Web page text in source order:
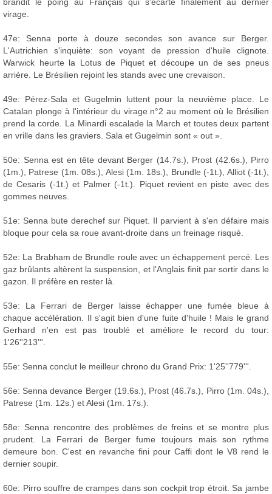
virage.
47e: Senna porte à douze secondes son avance sur Berger.
L'Autrichien s'inquiète: son voyant de pression d'huile clignote.
Warwick heurte la Lotus de Piquet et découpe un de ses pneus
arrière. Le Brésilien rejoint les stands avec une crevaison.
49e: Pérez-Sala et Gugelmin luttent pour la neuvième place. Le
Catalan plonge à l'intérieur du virage n°2 au moment où le Brésilien
prend la corde. La Minardi escalade la March et toutes deux partent
en vrille dans les graviers. Sala et Gugelmin sont « out ».
50e: Senna est en tête devant Berger (14.7s.), Prost (42.6s.), Pirro
(1m.), Patrese (1m. 08s.), Alesi (1m. 18s.), Brundle (-1t.), Alliot (-1t.),
de Cesaris (-1t.) et Palmer (-1t.). Piquet revient en piste avec des
gommes neuves.
51e: Senna bute derechef sur Piquet. Il parvient à s'en défaire mais
bloque pour cela sa roue avant-droite dans un freinage risqué.
52e: La Brabham de Brundle roule avec un échappement percé. Les
gaz brûlants altèrent la suspension, et l'Anglais finit par sortir dans le
gazon. Il préfère en rester là.
53e: La Ferrari de Berger laisse échapper une fumée bleue à
chaque accélération. Il s'agit bien d'une fuite d'huile ! Mais le grand
Gerhard n'en est pas troublé et améliore le record du tour:
1'26''213'''.
55e: Senna conclut le meilleur chrono du Grand Prix: 1'25''779'''.
56e: Senna devance Berger (19.6s.), Prost (46.7s.), Pirro (1m. 04s.),
Patrese (1m. 12s.) et Alesi (1m. 17s.).
58e: Senna rencontre des problèmes de freins et se montre plus
prudent. La Ferrari de Berger fume toujours mais son rythme
demeure bon. C'est en revanche fini pour Caffi dont le V8 rend le
dernier soupir.
60e: Pirro souffre de crampes dans son cockpit trop étroit. Sa jambe